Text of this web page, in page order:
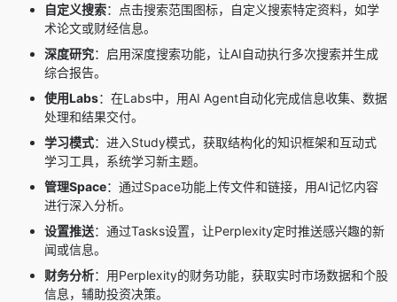
自定义搜索：点击搜索范围图标，自定义搜索特定资料，如学
术论文或财经信息。
深度研究：启用深度搜索功能，让AI自动执行多次搜索并生成
综合报告。
使用Labs：在Labs中，用AI Agent自动化完成信息收集、数据
处理和结果交付。
学习模式：进入Study模式，获取结构化的知识框架和互动式
学习工具，系统学习新主题。
管理Space：通过Space功能上传文件和链接，用AI记忆内容
进行深入分析。
设置推送：通过Tasks设置，让Perplexity定时推送感兴趣的新
闻或信息。
财务分析：用Perplexity的财务功能，获取实时市场数据和个股
信息，辅助投资决策。